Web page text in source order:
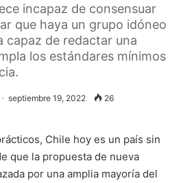
incapaz de consensuar
que haya un grupo idóneo
capaz de redactar una
los estándares mínimos
septiembre 19, 2022 26
Chile hoy es un país sin
que la propuesta de nueva
por una amplia mayoría del